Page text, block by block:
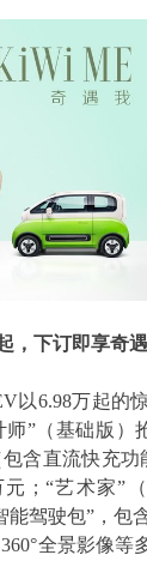
，下订即享奇
6.98万起的惊
”（基础版）
含直流快充
；“艺术家”
能驾驶包”，包
全景影像等